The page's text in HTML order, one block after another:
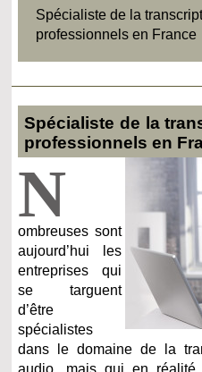
Spécialiste de la
professionnels en France
Spécialiste de la
professionnels en
N
ombreuses sont
aujourd’hui les
entreprises qui
se targuent
d’être
spécialistes
dans le domaine de la
audio, mais qui en réalité